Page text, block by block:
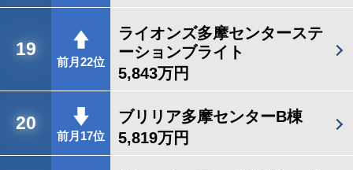
19
前月22位
ライオンズ多摩センターステ
ーションブライト
5,843万円
20
前月17位
ブリリア多摩センターB棟
5,819万円